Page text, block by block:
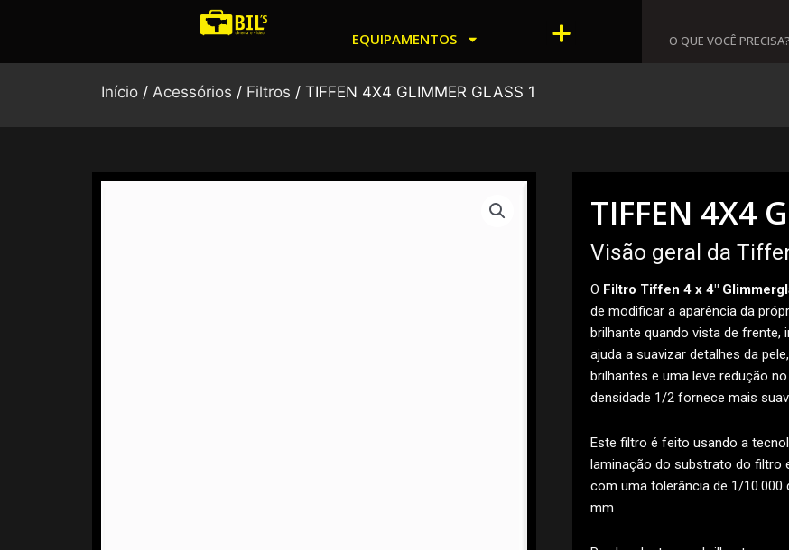
EQUIPAMENTOS
Início / Acessórios / Filtros / TIFFEN 4X4 GLIMMER GLASS 1
TIFFEN 4X4
Visão geral da
O Filtro Tiffen 4 x 4″
de modificar a aparência da
brilhante quando vista de
ajuda a suavizar detalhes da
brilhantes e uma leve redução
densidade 1/2 fornece mais
Este filtro é feito usando a
laminação do substrato do filtro
com uma tolerância de 1/10.000
mm